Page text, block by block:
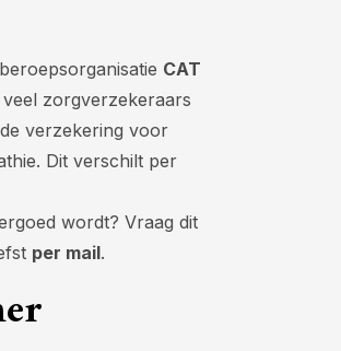
CAT
zorgverzekeraars
verzekering voor
Dit verschilt per
wordt? Vraag dit
per mail.